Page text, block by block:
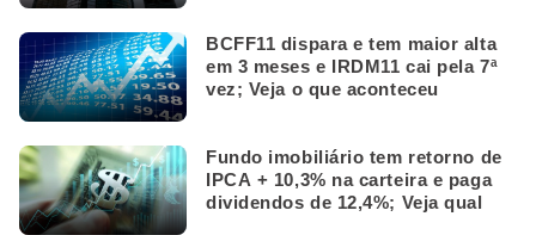
BCFF11 dispara e tem maior alta
em 3 meses e IRDM11 cai pela 7ª
vez; Veja o que aconteceu
Fundo imobiliário tem retorno de
IPCA + 10,3% na carteira e paga
dividendos de 12,4%; Veja qual